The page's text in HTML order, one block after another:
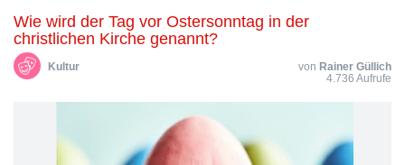
Wie wird der Tag vor Ostersonntag in der
christlichen Kirche genannt?
Kultur von Rainer Güllich
4.736 Aufrufe